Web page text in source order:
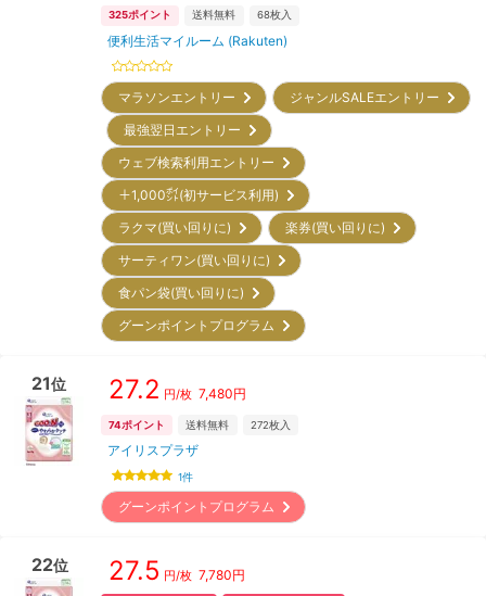
325ポイント 送料無料 68枚入
便利生活マイルーム (Rakuten)
マラソンエントリー
ジャンルSALEエントリー
最強翌日エントリー
ウェブ検索利用エントリー
＋1,000㌽(初サービス利用)
ラクマ(買い回りに)
楽券(買い回りに)
サーティワン(買い回りに)
食パン袋(買い回りに)
グーンポイントプログラム
21位 27.2 円/枚 7,480円
74ポイント 送料無料 272枚入
アイリスプラザ
1件
グーンポイントプログラム
22位 27.5 円/枚 7,780円